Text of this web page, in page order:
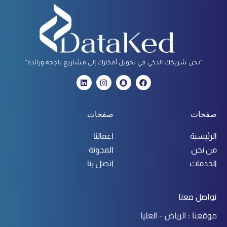
“نحن شريكك الذكي في تحويل أفكارك إلى مشاريع ناجحة ورائدة”
صفحات
الرئيسية
من نحن
الخدمات
صفحات
اعمالنا
المدونة
اتصل بنا
تواصل معنا
موقعنا : الرياض - العليا